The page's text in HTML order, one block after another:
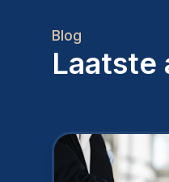
Blog
Laatste